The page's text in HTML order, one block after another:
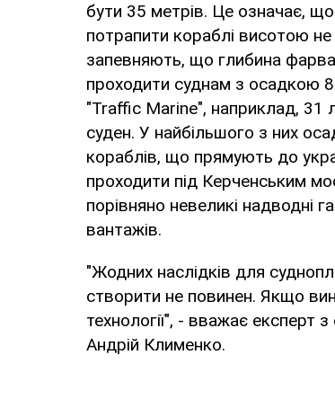
бути 35 метрів. Це означає,
потрапити кораблі висотою
запевняють, що глибина
проходити суднам з осадкою
"Traffic Marine", наприклад, 31
суден. У найбільшого з них
кораблів, що прямують до
проходити під Керченським
порівняно невеликі надводні
вантажів.
"Жодних наслідків для
створити не повинен. Якщо
технології", - вважає експерт
Андрій Клименко.